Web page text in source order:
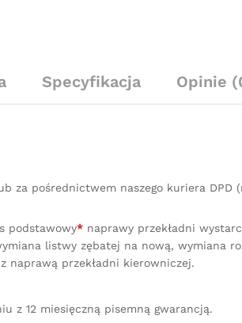
Specyfikacja Opinie
za pośrednictwem naszego kuriera
podstawowy* naprawy przekładni
listwy zębatej na nową, wymiana
naprawą przekładni kierowniczej.
z 12 miesięczną pisemną gwarancją.